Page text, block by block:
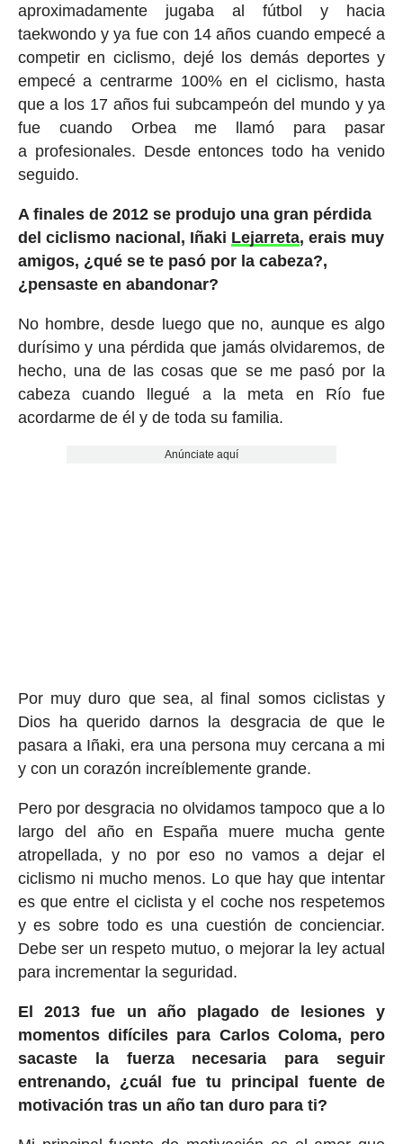
aproximadamente jugaba al fútbol y hacia
taekwondo y ya fue con 14 años cuando empecé a
competir en ciclismo, dejé los demás deportes y
empecé a centrarme 100% en el ciclismo, hasta
que a los 17 años fui subcampeón del mundo y ya
fue cuando Orbea me llamó para pasar
a profesionales. Desde entonces todo ha venido
seguido.
A finales de 2012 se produjo una gran pérdida
del ciclismo nacional, Iñaki Lejarreta, erais muy
amigos, ¿qué se te pasó por la cabeza?,
¿pensaste en abandonar?
No hombre, desde luego que no, aunque es algo
durísimo y una pérdida que jamás olvidaremos, de
hecho, una de las cosas que se me pasó por la
cabeza cuando llegué a la meta en Río fue
acordarme de él y de toda su familia.
Anúnciate aquí
Por muy duro que sea, al final somos ciclistas y
Dios ha querido darnos la desgracia de que le
pasara a Iñaki, era una persona muy cercana a mi
y con un corazón increíblemente grande.
Pero por desgracia no olvidamos tampoco que a lo
largo del año en España muere mucha gente
atropellada, y no por eso no vamos a dejar el
ciclismo ni mucho menos. Lo que hay que intentar
es que entre el ciclista y el coche nos respetemos
y es sobre todo es una cuestión de concienciar.
Debe ser un respeto mutuo, o mejorar la ley actual
para incrementar la seguridad.
El 2013 fue un año plagado de lesiones y
momentos difíciles para Carlos Coloma, pero
sacaste la fuerza necesaria para seguir
entrenando, ¿cuál fue tu principal fuente de
motivación tras un año tan duro para ti?